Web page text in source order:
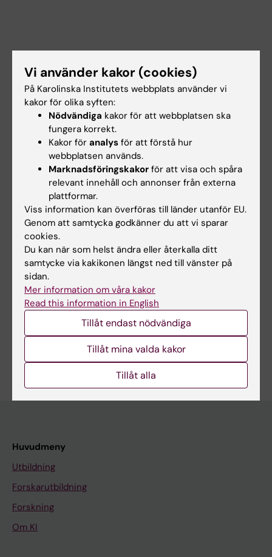
Forskningsområden:
Kirurgi
Forskningsämnen:
Inflammatoriska tarmsjukdomar
Kolondivertikulit
Kolorektalkirurgi
Kolorektalkirurgiska ingrepp
Tjocktarmssjukdomar
Innehållsgranskare:
Abbas Chabok
Redaktör:Malin Wirf
Sidan uppdaterad:
Huvudmeny
Utbildning
Forskarutbildning
Forskning
Om KI
Vi använder kakor (cookies)
På Karolinska Institutets webbplats använder vi
kakor för olika syften:
Nödvändiga kakor för att webbplatsen ska
fungera korrekt.
Kakor för analys för att förstå hur
webbplatsen används.
Marknadsföringskakor för att visa och spåra
relevant innehåll och annonser från externa
plattformar.
Viss information kan överföras till länder utanför EU.
Genom att samtycka godkänner du att vi sparar
cookies.
Du kan när som helst ändra eller återkalla ditt
samtycke via kakikonen längst ned till vänster på
sidan.
Mer information om våra kakor
Read this information in English
Tillåt endast nödvändiga
Tillåt mina valda kakor
Tillåt alla